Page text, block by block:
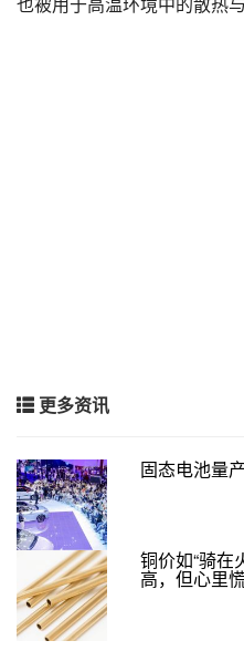
更多资讯
固态电池量
铜价如“骑
高，但心里